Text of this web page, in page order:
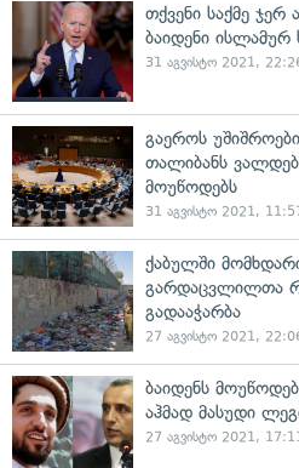
თქვენი საქმე
ბაიდენი
31 აგვისტო 2021,
გაეროს
თალიბანს
მოუწოდებს
31 აგვისტო 2021,
ქაბულში
გარდაცვლილთა
გადააჭარბა
27 აგვისტო 2021,
ბაიდენს
აჰმად მასუდი
27 აგვისტო 2021,